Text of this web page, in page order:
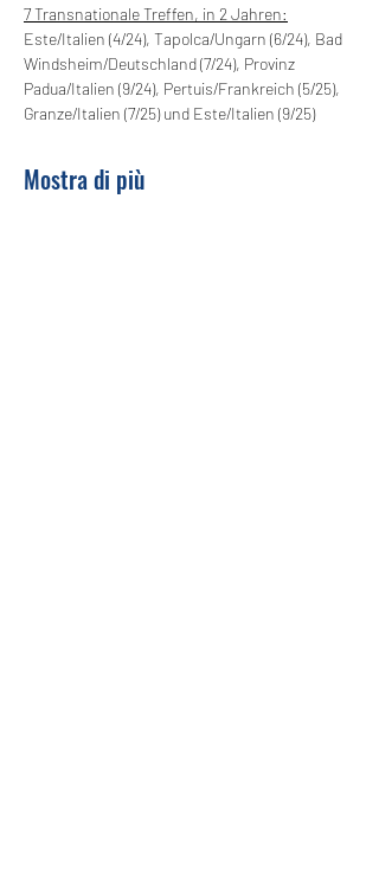
7 Transnationale Treffen, in 2 Jahren:
Este/Italien (4/24), Tapolca/Ungarn (6/24), Bad
Windsheim/Deutschland (7/24), Provinz
Padua/Italien (9/24), Pertuis/Frankreich (5/25),
Granze/Italien (7/25) und Este/Italien (9/25)
Mostra di più